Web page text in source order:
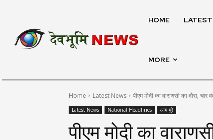
HOME
MORE
Home Latest News पीएम मोदी का वाराणसी का दौरा,
Latest News National Headlines आम मुद्दे
पीएम मोदी का